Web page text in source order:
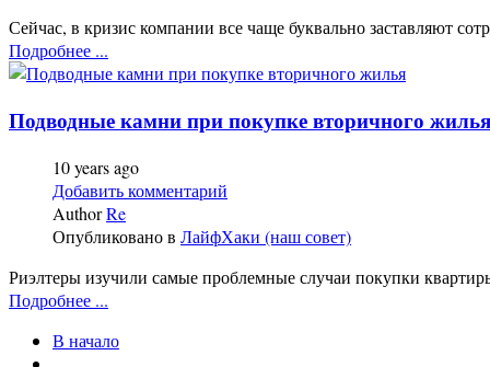
Сейчас, в кризис компании все чаще буквально заставляют
Подробнее ...
Подводные камни при покупке вторичного жилья
10 years ago
Добавить комментарий
AuthorRe
Опубликовано в ЛайфХаки (наш совет)
Риэлтеры изучили самые проблемные случаи покупки
Подробнее ...
В начало